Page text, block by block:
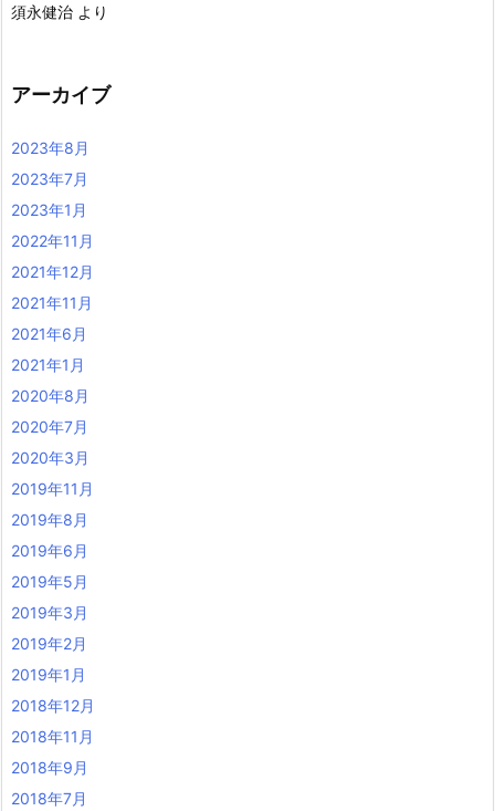
須永健治 より
アーカイブ
2023年8月
2023年7月
2023年1月
2022年11月
2021年12月
2021年11月
2021年6月
2021年1月
2020年8月
2020年7月
2020年3月
2019年11月
2019年8月
2019年6月
2019年5月
2019年3月
2019年2月
2019年1月
2018年12月
2018年11月
2018年9月
2018年7月